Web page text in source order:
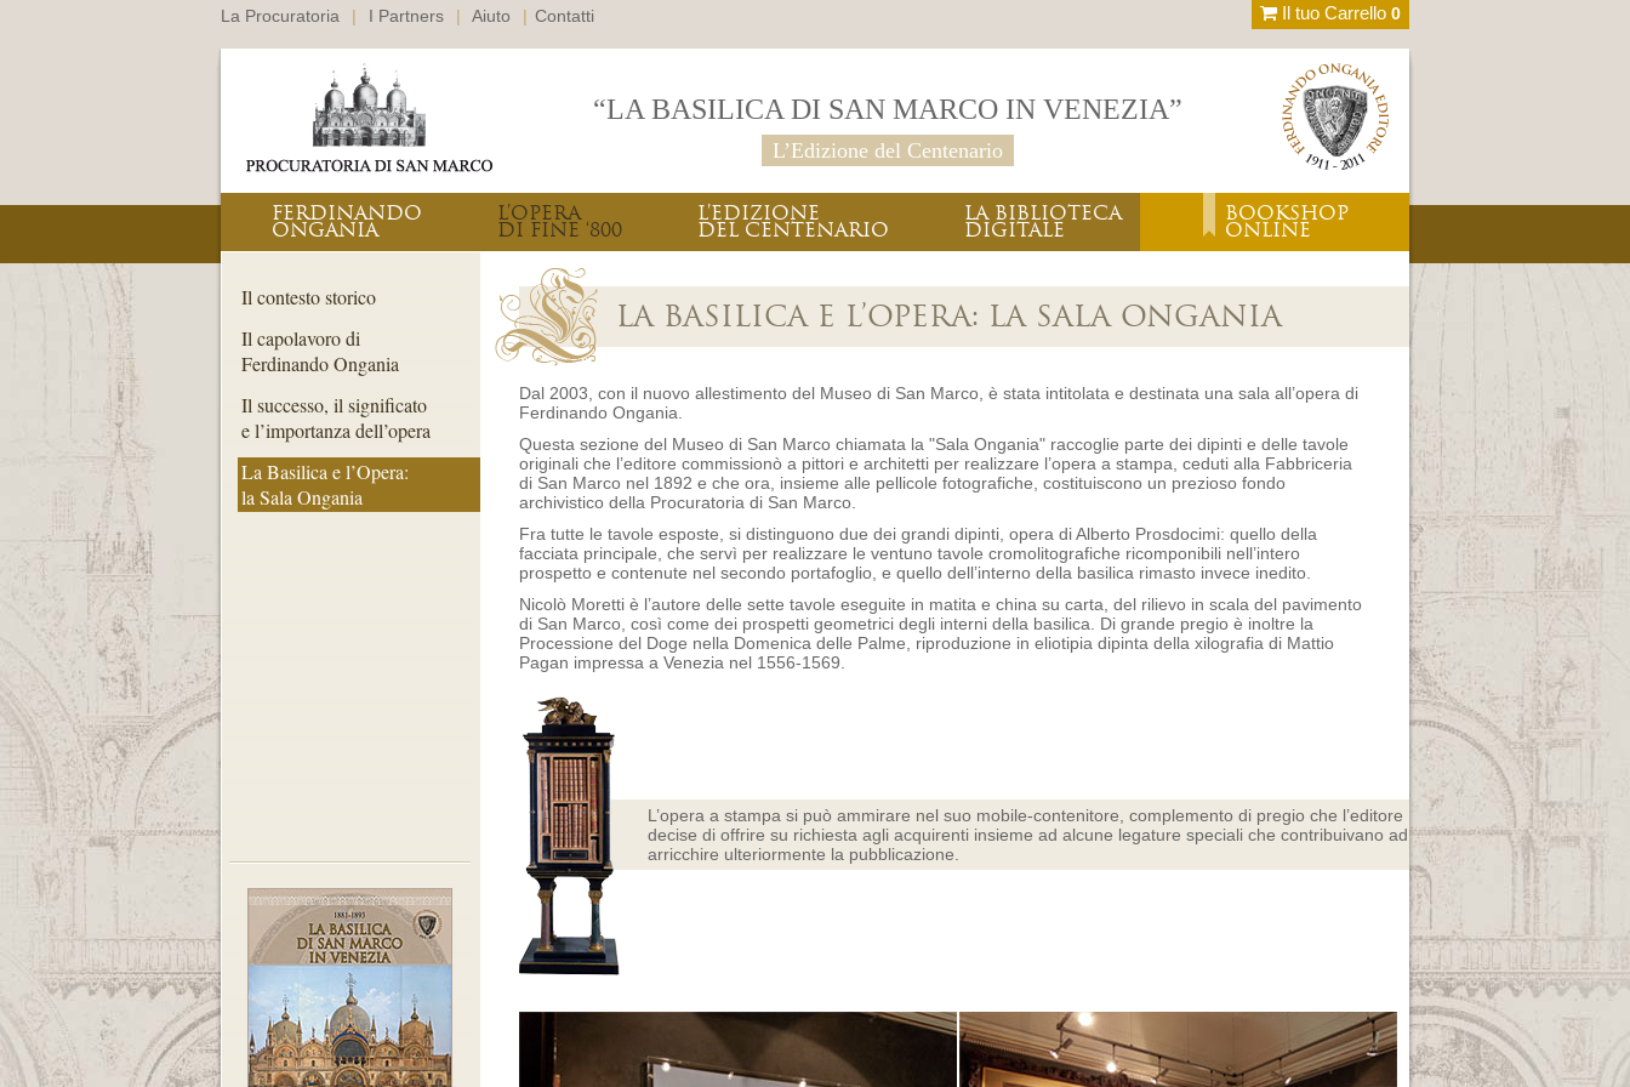
La Procuratoria | I Partners | Aiuto | Contatti Il tuo Carrello 0
“LA BASILICA DI SAN MARCO IN VENEZIA”
L’Edizione del Centenario
FERDINANDO
ONGANIA
L’OPERA
DI FINE ‘800
L’EDIZIONE
DEL CENTENARIO
LA BIBLIOTECA
DIGITALE
BOOKSHOP
ONLINE
Il contesto storico
Il capolavoro di
Ferdinando Ongania
Il successo, il significato
e l’importanza dell’opera
La Basilica e l’Opera:
la Sala Ongania
LA BASILICA E L’OPERA: LA SALA ONGANIA
Dal 2003, con il nuovo allestimento del Museo di San Marco, è stata intitolata e destinata una sala all’opera di
Ferdinando Ongania.
Questa sezione del Museo di San Marco chiamata la "Sala Ongania" raccoglie parte dei dipinti e delle tavole
originali che l’editore commissionò a pittori e architetti per realizzare l’opera a stampa, ceduti alla Fabbriceria
di San Marco nel 1892 e che ora, insieme alle pellicole fotografiche, costituiscono un prezioso fondo
archivistico della Procuratoria di San Marco.
Fra tutte le tavole esposte, si distinguono due dei grandi dipinti, opera di Alberto Prosdocimi: quello della
facciata principale, che servì per realizzare le ventuno tavole cromolitografiche ricomponibili nell’intero
prospetto e contenute nel secondo portafoglio, e quello dell’interno della basilica rimasto invece inedito.
Nicolò Moretti è l’autore delle sette tavole eseguite in matita e china su carta, del rilievo in scala del pavimento
di San Marco, così come dei prospetti geometrici degli interni della basilica. Di grande pregio è inoltre la
Processione del Doge nella Domenica delle Palme, riproduzione in eliotipia dipinta della xilografia di Mattio
Pagan impressa a Venezia nel 1556-1569.
L’opera a stampa si può ammirare nel suo mobile-contenitore, complemento di pregio che l’editore
decise di offrire su richiesta agli acquirenti insieme ad alcune legature speciali che contribuivano ad
arricchire ulteriormente la pubblicazione.